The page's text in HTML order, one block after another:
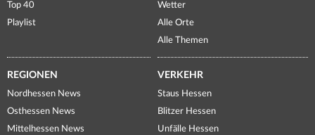
Top 40
Playlist
Wetter
Alle Orte
Alle Themen
REGIONEN
Nordhessen News
Osthessen News
Mittelhessen News
VERKEHR
Staus Hessen
Blitzer Hessen
Unfälle Hessen